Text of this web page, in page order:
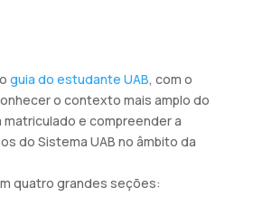
guia do estudante UAB, com o
o contexto mais amplo do
e compreender a
do Sistema UAB no âmbito da
quatro grandes seções: